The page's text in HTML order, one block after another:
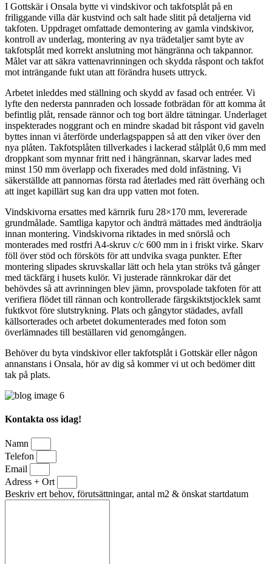
I Gottskär i Onsala bytte vi vindskivor och takfotsplåt på en
friliggande villa där kustvind och salt hade slitit på detaljerna vid
takfoten. Uppdraget omfattade demontering av gamla vindskivor,
kontroll av underlag, montering av nya trädetaljer samt byte av
takfotsplåt med korrekt anslutning mot hängränna och takpannor.
Målet var att säkra vattenavrinningen och skydda råspont och takfot
mot inträngande fukt utan att förändra husets uttryck.
Arbetet inleddes med ställning och skydd av fasad och entréer. Vi
lyfte den nedersta pannraden och lossade fotbrädan för att komma åt
befintlig plåt, rensade rännor och tog bort äldre tätningar. Underlaget
inspekterades noggrant och en mindre skadad bit råspont vid gaveln
byttes innan vi återförde underlagspappen så att den viker över den
nya plåten. Takfotsplåten tillverkades i lackerad stålplåt 0,6 mm med
droppkant som mynnar fritt ned i hängrännan, skarvar lades med
minst 150 mm överlapp och fixerades med dold infästning. Vi
säkerställde att pannornas första rad återlades med rätt överhäng och
att inget kapillärt sug kan dra upp vatten mot foten.
Vindskivorna ersattes med kärnrik furu 28×170 mm, levererade
grundmålade. Samtliga kapytor och ändträ mättades med ändträolja
innan montering. Vindskivorna riktades in med snörslå och
monterades med rostfri A4-skruv c/c 600 mm in i friskt virke. Skarv
föll över stöd och försköts för att undvika svaga punkter. Efter
montering slipades skruvskallar lätt och hela ytan ströks två gånger
med täckfärg i husets kulör. Vi justerade rännkrokar där det
behövdes så att avrinningen blev jämn, provspolade takfoten för att
verifiera flödet till rännan och kontrollerade färgskiktstjocklek samt
fuktkvot före slutstrykning. Plats och gångytor städades, avfall
källsorterades och arbetet dokumenterades med foton som
överlämnades till beställaren vid genomgången.
Behöver du byta vindskivor eller takfotsplåt i Gottskär eller någon
annanstans i Onsala, hör av dig så kommer vi ut och bedömer ditt
tak på plats.
Kontakta oss idag!
Namn
Telefon
Email
Adress + Ort
Beskriv ert behov, förutsättningar, antal m2 & önskat startdatum